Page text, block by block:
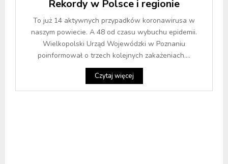
Rekordy w Polsce i regionie
To już 14 aktywnych przypadków koronawirusa w
naszym powiecie. A 48 od czasu wybuchu epidemii.
Wielkopolski Urząd Wojewódzki w Poznaniu
poinformował o trzech kolejnych zakażeniach....
Czytaj więcej